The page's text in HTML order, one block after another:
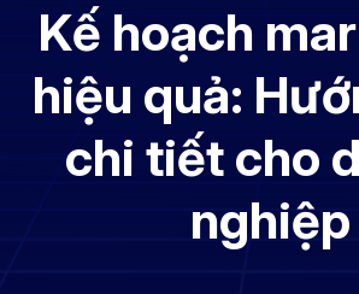
Kế hoạch
hiệu quả:
chi tiết cho
nghiệp